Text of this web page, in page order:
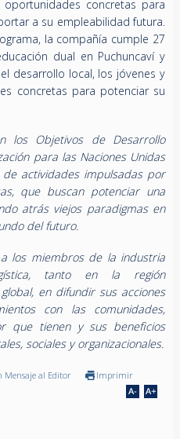
concretas para
a su empleabilidad futura.
la compañía cumple 27
dual en Puchuncaví y
desarrollo local, los jóvenes y
concretas para potenciar su
los Objetivos de Desarrollo
para las Naciones Unidas
actividades impulsadas por
que buscan potenciar una
atrás viejos paradigmas en
del futuro.
los miembros de la industria
tanto en la región
en difundir sus acciones
con las comunidades,
que tienen y sus beneficios
sociales y organizacionales.
Mensaje al Editor Imprimir